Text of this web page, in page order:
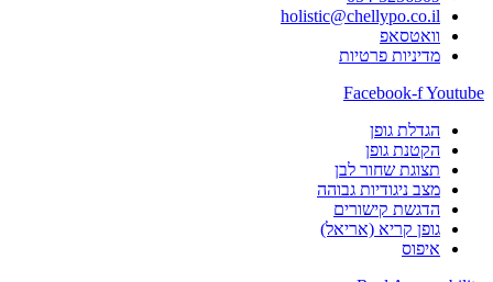
holistic@chellypo.co.il
וואטסאפ
מדיניות פרטיות
Facebook-fYoutube
הגדלת גופן
הקטנת גופן
תצוגת שחור לבן
מצב ניגודיות גבוהה
הדגשת קישורים
גופן קריא (אריאל)
איפוס